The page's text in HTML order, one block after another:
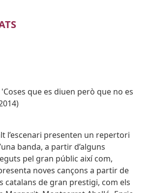
que es diuen però que no es
l’escenari presenten un repertori
banda, a partir d’alguns
pel gran públic així com,
noves cançons a partir de
catalans de gran prestigi, com els